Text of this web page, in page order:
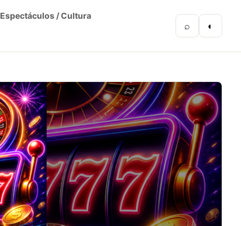
Espectáculos / Cultura
⌕ ◐